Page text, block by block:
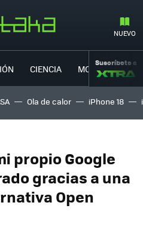
NUEVO
CIENCIA MOVILIDAD
Suscríbete a
Ola de calor iPhone 18
propio Google
gracias a una
Open